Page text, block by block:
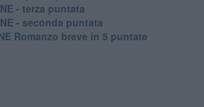
- terza puntata
- seconda puntata
Romanzo breve in 5 puntate